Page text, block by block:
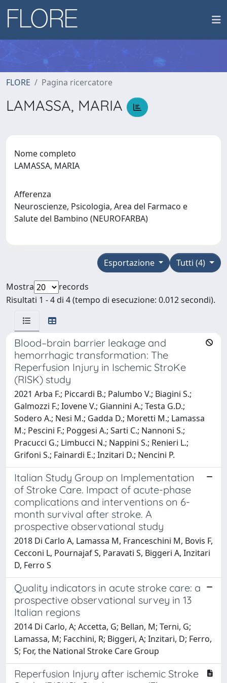
FLORE Pagina ricercatore
LAMASSA, MARIA
Nome completo
LAMASSA, MARIA
Afferenza
Neuroscienze, Psicologia, Area del Farmaco e
Salute del Bambino (NEUROFARBA)
Tutti (4)
Esportazione
Mostra
records
Risultati 1 - 4 di 4 (tempo di esecuzione: 0.012 secondi).
Blood–brain barrier leakage and
hemorrhagic transformation: The
Reperfusion Injury in Ischemic StroKe
(RISK) study
2021 Arba F.; Piccardi B.; Palumbo V.; Biagini S.;
Galmozzi F.; Iovene V.; Giannini A.; Testa G.D.;
Sodero A.; Nesi M.; Gadda D.; Moretti M.; Lamassa
M.; Pescini F.; Poggesi A.; Sarti C.; Nannoni S.;
Pracucci G.; Limbucci N.; Nappini S.; Renieri L.;
Grifoni S.; Fainardi E.; Inzitari D.; Nencini P.
Italian Study Group on Implementation
of Stroke Care. Impact of acute-phase
complications and interventions on 6-
month survival after stroke. A
prospective observational study
2018 Di Carlo A, Lamassa M, Franceschini M, Bovis F,
Cecconi L, Pournajaf S, Paravati S, Biggeri A, Inzitari
D, Ferro S
Quality indicators in acute stroke care: a
prospective observational survey in 13
Italian regions
2014 Di Carlo, A; Accetta, G; Bellan, M; Terni, G;
Lamassa, M; Facchini, R; Biggeri, A; Inzitari, D; Ferro,
S; For, the National Stroke Care Group
Reperfusion Injury after ischemic Stroke